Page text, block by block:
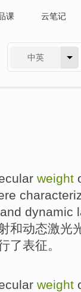
课 云笔记
中英
weight
and dynamic
和动态激光
了表征。
weight